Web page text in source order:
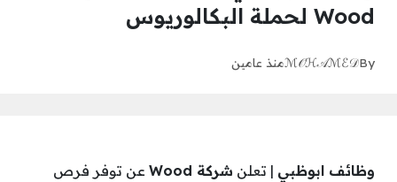
Wood لحملة البكالوريوس
By
ℳ𝒪ℋ𝒜ℳℰ𝒟منذ عامين
وظائف ابوظبي | تعلن شركة Wood
عن توفر فرص